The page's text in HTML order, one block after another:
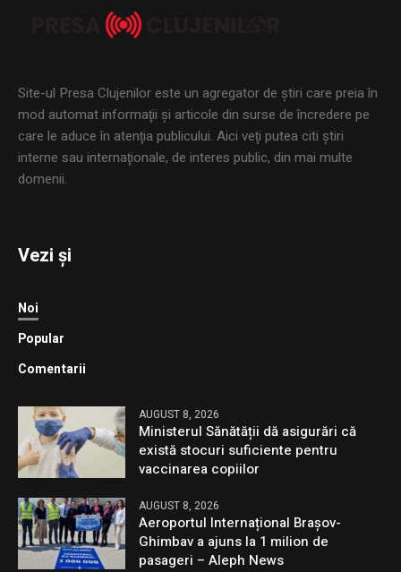
Site-ul Presa Clujenilor este un agregator de ştiri care preia în
mod automat informaţii şi articole din surse de încredere pe
care le aduce în atenţia publicului. Aici veţi putea citi ştiri
interne sau internaţionale, de interes public, din mai multe
domenii.
Vezi și
Noi
Popular
Comentarii
AUGUST 8, 2026
Ministerul Sănătății dă asigurări că
există stocuri suficiente pentru
vaccinarea copiilor
AUGUST 8, 2026
Aeroportul Internațional Brașov-
Ghimbav a ajuns la 1 milion de
pasageri – Aleph News